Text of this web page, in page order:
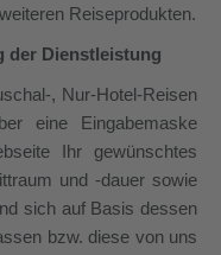
Reiseprodukten.
der Dienstleistung
, Nur-Hotel-Reisen
eine Eingabemaske
Ihr gewünschtes
und -dauer sowie
sich auf Basis dessen
bzw. diese von uns